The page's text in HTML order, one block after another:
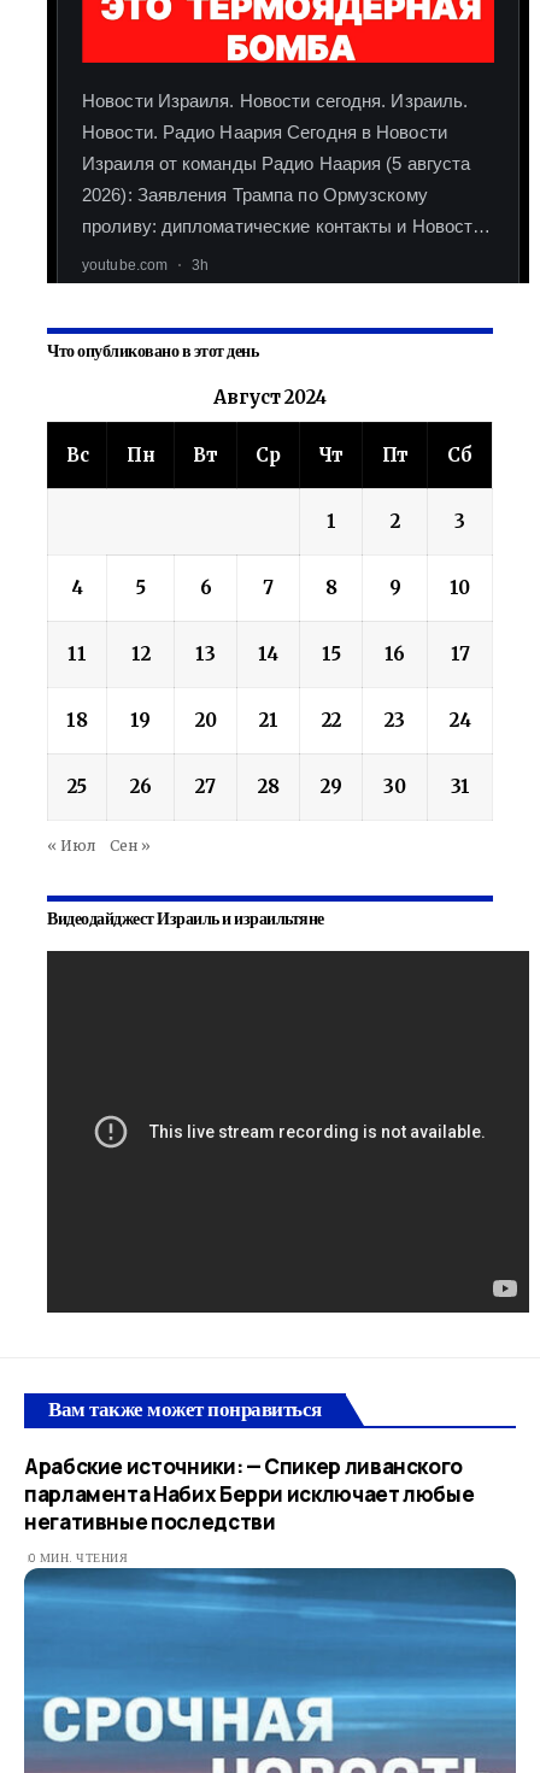
Что опубликовано в этот день
Август 2024
Вс Пн Вт Ср Чт Пт Сб
1 2 3
4 5 6 7 8 9 10
11 12 13 14 15 16 17
18 19 20 21 22 23 24
25 26 27 28 29 30 31
« Июл Сен »
Видеодайджест Израиль и израильтяне
Вам также может понравиться
Арабские источники: — Спикер ливанского
парламента Набих Берри исключает любые
негативные последстви
0 МИН. ЧТЕНИЯ